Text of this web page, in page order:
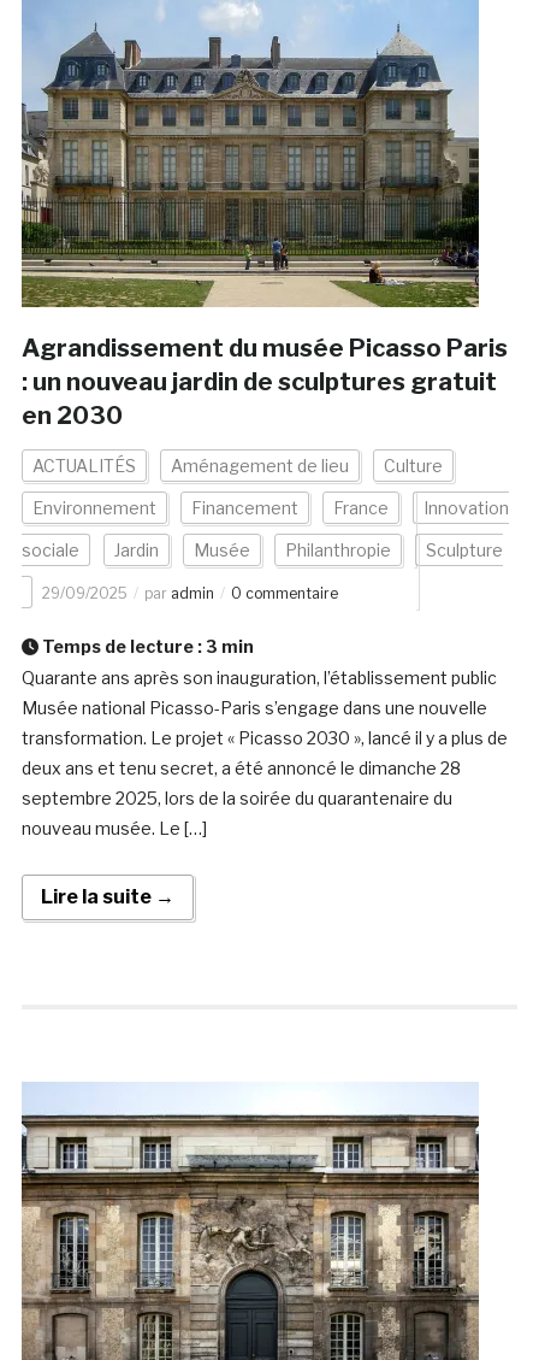
Agrandissement du musée Picasso Paris
: un nouveau jardin de sculptures gratuit
en 2030
ACTUALITÉS Aménagement de lieu Culture
Environnement Financement France Innovation
sociale Jardin Musée Philanthropie Sculpture
29/09/2025 par admin 0 commentaire
Temps de lecture : 3 min
Quarante ans après son inauguration, l’établissement public
Musée national Picasso-Paris s’engage dans une nouvelle
transformation. Le projet « Picasso 2030 », lancé il y a plus de
deux ans et tenu secret, a été annoncé le dimanche 28
septembre 2025, lors de la soirée du quarantenaire du
nouveau musée. Le […]
Lire la suite →